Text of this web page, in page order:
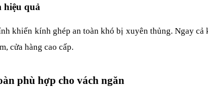
hiệu quả
khiến kính ghép an toàn khó bị xuyên thủng. Ngay
cửa hàng cao cấp.
phù hợp cho vách ngăn